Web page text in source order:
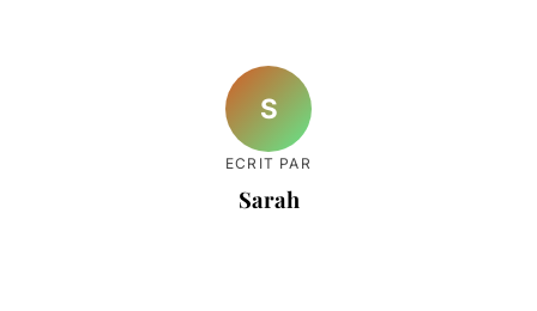
S
ECRIT PAR
Sarah